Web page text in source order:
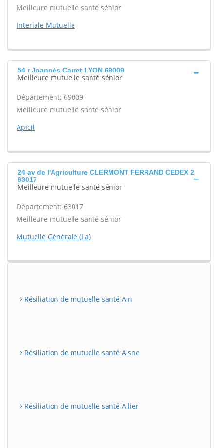
Meilleure mutuelle santé sénior
Interiale Mutuelle
54 r Joannès Carret LYON 69009
Meilleure mutuelle santé sénior
Département: 69009
Meilleure mutuelle santé sénior
Apicil
24 av de l'Agriculture CLERMONT FERRAND CEDEX 2
63017
Meilleure mutuelle santé sénior
Département: 63017
Meilleure mutuelle santé sénior
Mutuelle Générale (La)
Résiliation de mutuelle santé Ain
Résiliation de mutuelle santé Aisne
Résiliation de mutuelle santé Allier